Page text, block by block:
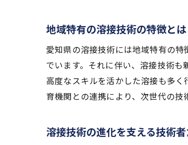
地域特有の溶接技術の特徴とは
愛知県の溶接技術には地域特有の
でいます。それに伴い、溶接技術
高度なスキルを活かした溶接も多
育機関との連携により、次世代の技
溶接技術の進化を支える技術